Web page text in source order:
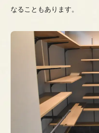
なることもあります。